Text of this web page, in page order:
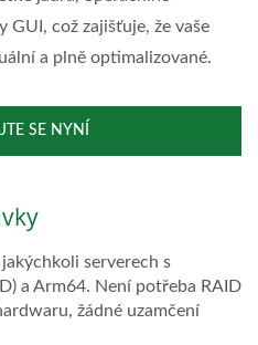
GUI, což zajišťuje, že vaše
a plně optimalizované.
SE NYNÍ
serverech s
a Arm64. Není potřeba RAID
žádné uzamčení